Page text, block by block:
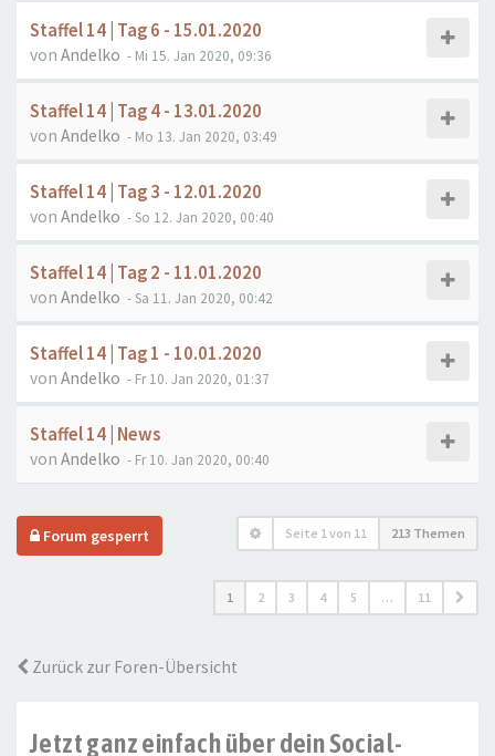
Staffel 14 | Tag 6 - 15.01.2020
von Andelko - Mi 15. Jan 2020, 09:36
Staffel 14 | Tag 4 - 13.01.2020
von Andelko - Mo 13. Jan 2020, 03:49
Staffel 14 | Tag 3 - 12.01.2020
von Andelko - So 12. Jan 2020, 00:40
Staffel 14 | Tag 2 - 11.01.2020
von Andelko - Sa 11. Jan 2020, 00:42
Staffel 14 | Tag 1 - 10.01.2020
von Andelko - Fr 10. Jan 2020, 01:37
Staffel 14 | News
von Andelko - Fr 10. Jan 2020, 00:40
Forum gesperrt Seite 1von 11 213 Themen
1 2 3 4 5 … 11
Zurück zur Foren-Übersicht
Jetzt ganz einfach über dein Social-